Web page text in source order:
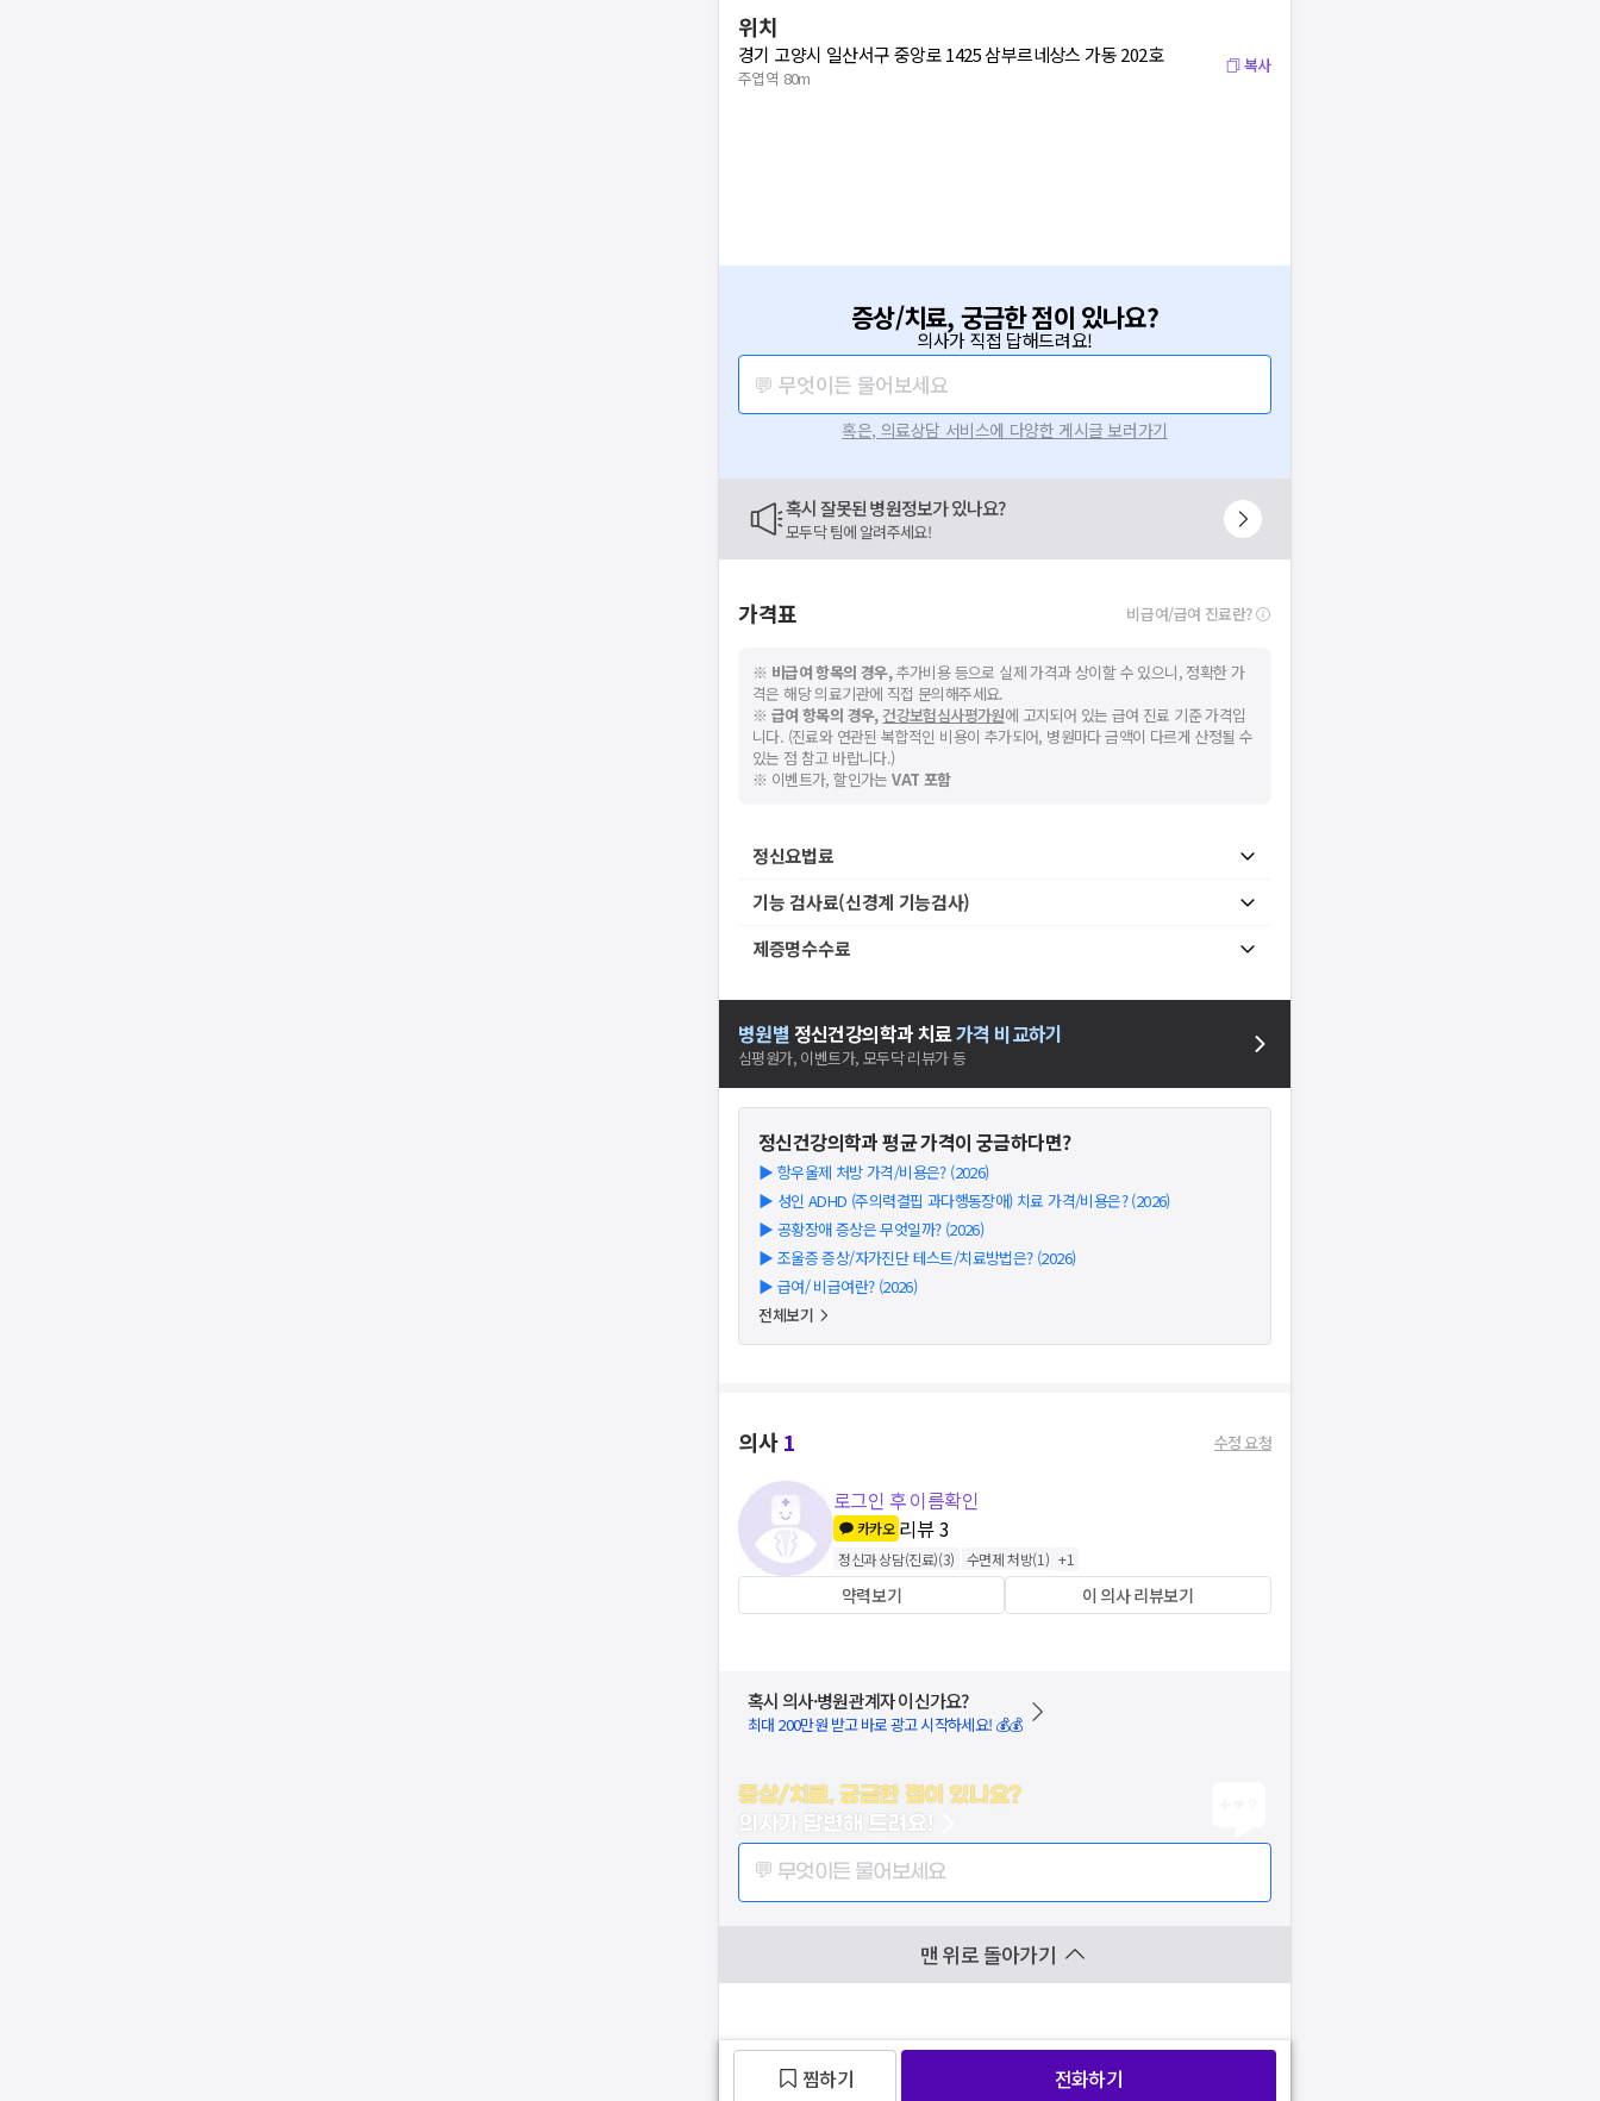
위치
경기 고양시 일산서구 중앙로 1425 삼부르네상스 가동 202호
주엽역 80m
복사
증상/치료, 궁금한 점이 있나요?
의사가 직접 답해드려요!
💬 무엇이든 물어보세요
혹은, 의료상담 서비스에 다양한 게시글 보러가기
혹시 잘못된 병원정보가 있나요?
모두닥 팀에 알려주세요!
가격표 비급여/급여 진료란?
※ 비급여 항목의 경우,추가비용 등으로 실제 가격과 상이할 수 있으니, 정확한 가
격은 해당 의료기관에 직접 문의해주세요.
※ 급여 항목의 경우, 건강보험심사평가원에 고지되어 있는 급여 진료 기준 가격입
니다. (진료와 연관된 복합적인 비용이 추가되어, 병원마다 금액이 다르게 산정될 수
있는 점 참고 바랍니다.)
※ 이벤트가, 할인가는VAT 포함
정신요법료
기능 검사료(신경계 기능검사)
제증명수수료
병원별 정신건강의학과치료가격 비교하기
심평원가, 이벤트가, 모두닥 리뷰가 등
정신건강의학과평균 가격이 궁금하다면?
▶ 항우울제 처방 가격/비용은? (2026)
▶ 성인 ADHD (주의력결핍 과다행동장애) 치료 가격/비용은? (2026)
▶ 공황장애 증상은 무엇일까? (2026)
▶ 조울증 증상/자가진단 테스트/치료방법은? (2026)
▶ 급여/ 비급여란? (2026)
전체보기
의사1 수정 요청
로그인 후 이름확인
카카오 리뷰3
정신과 상담(진료)(3) 수면제 처방(1) +1
약력보기 이 의사 리뷰보기
혹시 의사·병원관계자 이신가요?
최대 200만원 받고 바로 광고 시작하세요! 💰💰
증상/치료, 궁금한 점이 있나요?
의사가 답변해 드려요!
💬 무엇이든 물어보세요
맨 위로 돌아가기
찜하기 전화하기